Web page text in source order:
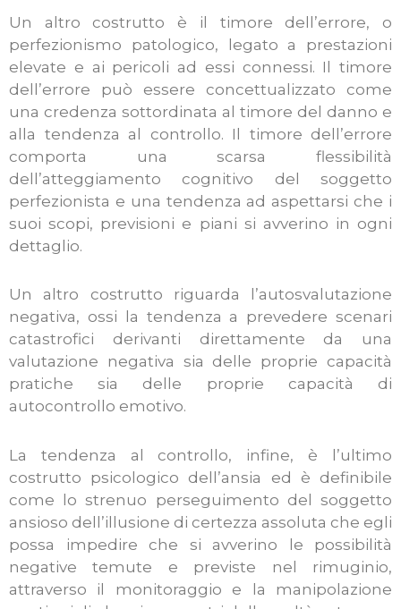
Un altro costrutto è il timore dell’errore, o
perfezionismo patologico, legato a prestazioni
elevate e ai pericoli ad essi connessi. Il timore
dell’errore può essere concettualizzato come
una credenza sottordinata al timore del danno e
alla tendenza al controllo. Il timore dell’errore
comporta una scarsa flessibilità
dell’atteggiamento cognitivo del soggetto
perfezionista e una tendenza ad aspettarsi che i
suoi scopi, previsioni e piani si avverino in ogni
dettaglio.
Un altro costrutto riguarda l’autosvalutazione
negativa, ossi la tendenza a prevedere scenari
catastrofici derivanti direttamente da una
valutazione negativa sia delle proprie capacità
pratiche sia delle proprie capacità di
autocontrollo emotivo.
La tendenza al controllo, infine, è l’ultimo
costrutto psicologico dell’ansia ed è definibile
come lo strenuo perseguimento del soggetto
ansioso dell’illusione di certezza assoluta che egli
possa impedire che si avverino le possibilità
negative temute e previste nel rimuginio,
attraverso il monitoraggio e la manipolazione